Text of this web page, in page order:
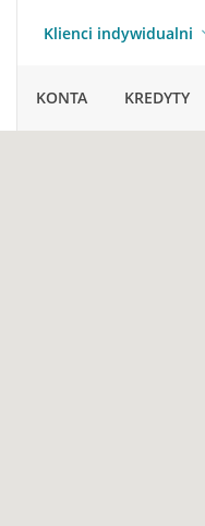
Klienci indywidualni
KONTA KREDYTY